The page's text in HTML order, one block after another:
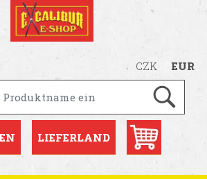
CZK EUR
LIEFERLAND